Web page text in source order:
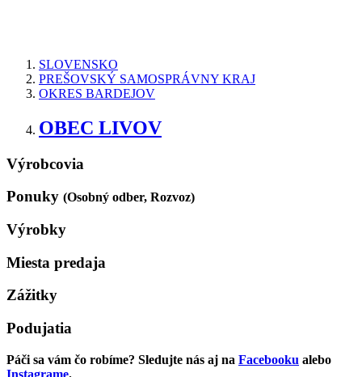
SLOVENSKO
PREŠOVSKÝ SAMOSPRÁVNY KRAJ
OKRES BARDEJOV
OBEC LIVOV
Výrobcovia
Ponuky (Osobný odber, Rozvoz)
Výrobky
Miesta predaja
Zážitky
Podujatia
Páči sa vám čo robíme? Sledujte nás aj na Facebooku alebo
Instagrame.